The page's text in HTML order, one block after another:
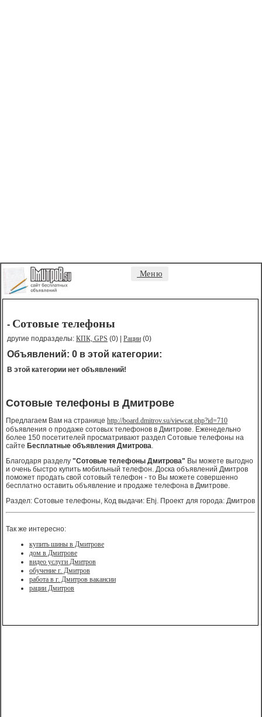
Меню
- Сотовые телефоны
другие подразделы: КПК, GPS (0) | Рации (0)
Объявлений: 0 в этой категории:
В этой категории нет объявлений!
Сотовые телефоны в Дмитрове
Предлагаем Вам на странице http://board.dmitrov.su/viewcat.php?id=710
объявления о продаже сотовых телефонов в Дмитрове. Еженедельно
более 150 посетителей просматривают раздел Сотовые телефоны на
сайте Бесплатные объявления Дмитрова.
Благодаря разделу "Сотовые телефоны Дмитрова" Вы можете выгодно
и очень быстро купить мобильный телефон. Доска объявлений Дмитров
поможет продать свой сотовый телефон - то Вы можете совершенно
бесплатно оставить объявление и продаже телефона в Дмитрове.
Раздел: Сотовые телефоны, Код выдачи: Ehj. Проект для города: Дмитров
Так же интересно:
купить шины в Дмитрове
дом в Дмитрове
видео услуги Дмитров
обучение г. Дмитров
работа в г. Дмитров вакансии
рации Дмитров